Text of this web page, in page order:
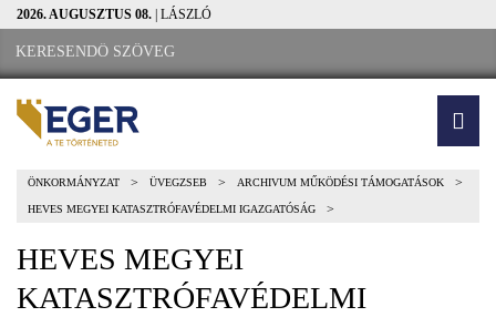
2026. AUGUSZTUS 08. | LÁSZLÓ
ÖNKORMÁNYZAT > ÜVEGZSEB > ARCHIVUM MŰKÖDÉSI TÁMOGATÁSOK >
HEVES MEGYEI KATASZTRÓFAVÉDELMI IGAZGATÓSÁG >
HEVES MEGYEI
KATASZTRÓFAVÉDELMI